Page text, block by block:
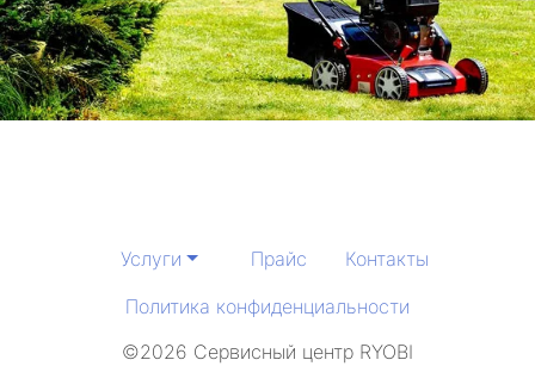
Услуги Прайс
Контакты
Политика конфиденциальности
©2026 Сервисный центр RYOBI